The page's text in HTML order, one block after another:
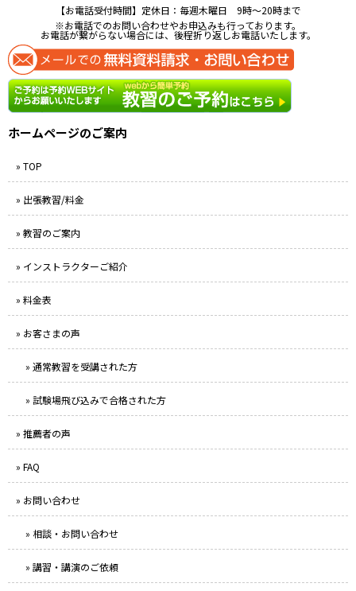
【お電話受付時間】定休日：毎週木曜日 9時〜20時まで
※お電話でのお問い合わせやお申込みも行っております。
お電話が繋がらない場合には、後程折り返しお電話いたします。
ホームページのご案内
» TOP
» 出張教習/料金
» 教習のご案内
» インストラクターご紹介
» 料金表
» お客さまの声
» 通常教習を受講された方
» 試験場飛び込みで合格された方
» 推薦者の声
» FAQ
» お問い合わせ
» 相談・お問い合わせ
» 講習・講演のご依頼